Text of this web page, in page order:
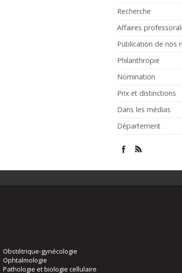
Recherche
Affaires
Publication de nos
Philanthropie
Nomination
Prix et distinctions
Dans les médias
Département
Obstétrique-gynécologie
Ophtalmologie
Pathologie et biologie cellulaire